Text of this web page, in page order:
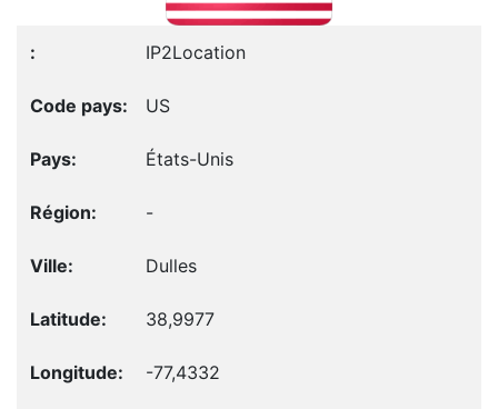
IP2Location
US
États-Unis
-
Dulles
38,9977
-77,4332